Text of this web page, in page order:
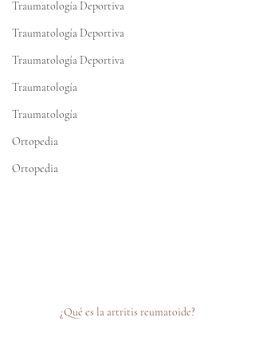
Traumatología Deportiva
Traumatología Deportiva
Traumatología Deportiva
Traumatología
Traumatología
Ortopedia
Ortopedia
¿Qué es la artritis reumatoide?